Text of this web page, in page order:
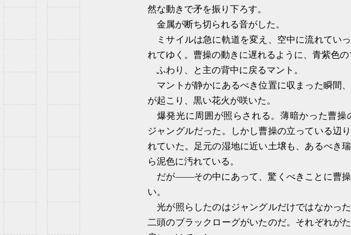
然な動きで矛を振り下ろす。
金属が断ち切られる音がした。
ミサイルは急に軌道を変え、空中に流れてい
れてゆく。曹操の動きに遅れるように、青紫色の
ふわり、と主の背中に戻るマント。
マントが静かにあるべき位置に収まった瞬間
が起こり、黒い花火が咲いた。
爆発光に周囲が照らされる。薄暗かった曹操
ジャングルだった。しかし曹操の立っている辺
れていた。足元の湿地に近い土壌も、あるべき
ら泥色に汚れている。
だが――その中にあって、驚くべきことに曹操
い。
光が照らしたのはジャングルだけではなかっ
二頭のブラックローグがいたのだ。それぞれが